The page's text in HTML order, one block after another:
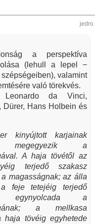
jedro
a perspektíva
(lehull a lepel −
valamint
való törekvés.
Leonardo da Vinci,
Dürer, Hans Holbein és
kinyújtott karjainak
megegyezik a
A haja tövétől az
terjedő szakasz
magasságnak; az álla
feje tetejéig terjedő
egynyolcada a
a mellkasa
haja tövéig egyhetede